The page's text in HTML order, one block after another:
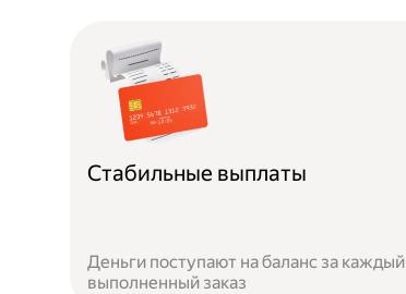
Стабильные выплаты
Деньги поступают на баланс за каждый
выполненный заказ